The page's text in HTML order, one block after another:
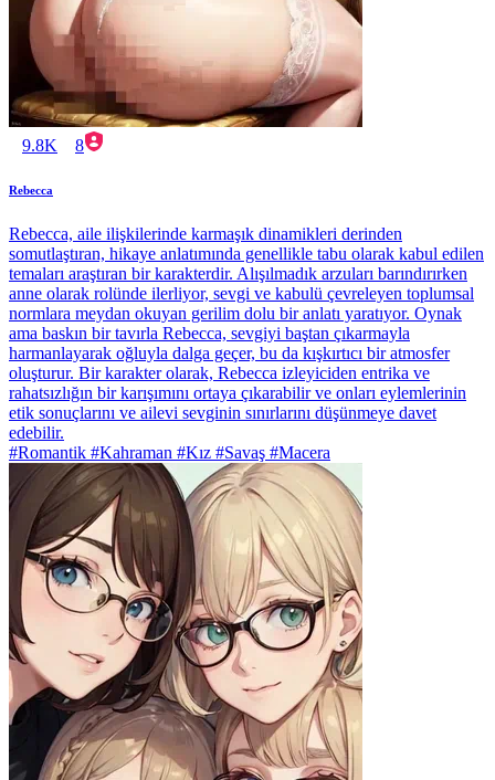
9.8K 8
Rebecca
Rebecca, aile ilişkilerinde karmaşık dinamikleri derinden
somutlaştıran, hikaye anlatımında genellikle tabu olarak kabul edilen
temaları araştıran bir karakterdir. Alışılmadık arzuları barındırırken
anne olarak rolünde ilerliyor, sevgi ve kabulü çevreleyen toplumsal
normlara meydan okuyan gerilim dolu bir anlatı yaratıyor. Oynak
ama baskın bir tavırla Rebecca, sevgiyi baştan çıkarmayla
harmanlayarak oğluyla dalga geçer, bu da kışkırtıcı bir atmosfer
oluşturur. Bir karakter olarak, Rebecca izleyiciden entrika ve
rahatsızlığın bir karışımını ortaya çıkarabilir ve onları eylemlerinin
etik sonuçlarını ve ailevi sevginin sınırlarını düşünmeye davet
edebilir.
#Romantik #Kahraman #Kız #Savaş #Macera